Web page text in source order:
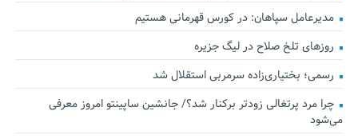
مدیرعامل سپاهان: در کورس قهرمانی هستیم
روزهای تلخ صلاح در لیگ جزیره
رسمی؛ بختیاری‌زاده سرمربی استقلال شد
چرا مرد پرتغالی زودتر برکنار شد؟/ جانشین ساپینتو امروز معرفی
می‌شود